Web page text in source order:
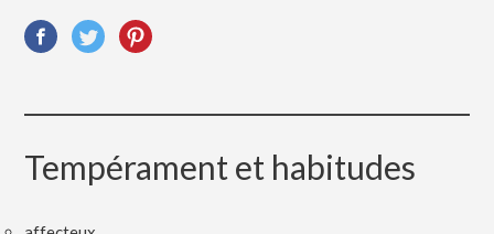
Tempérament et habitudes